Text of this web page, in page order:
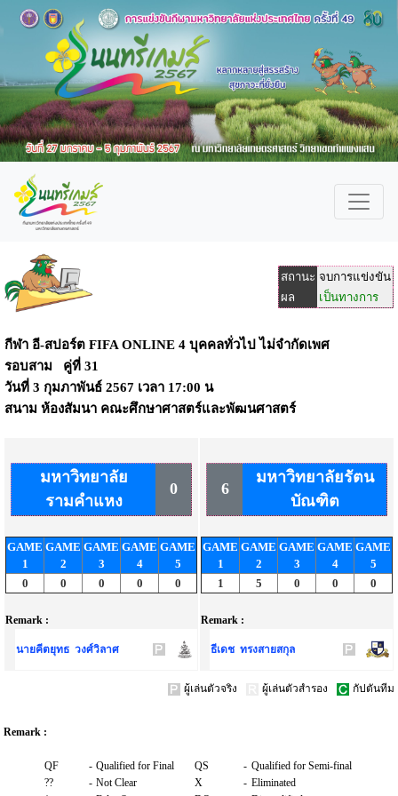
สถานะ จบการแข่งขัน
ผล
เป็นทางการ
กีฬา อี-สปอร์ต FIFA ONLINE 4 บุคคลทั่วไป ไม่จำกัดเพศ
รอบสาม คู่ที่ 31
วันที่ 3 กุมภาพันธ์ 2567 เวลา 17:00 น
สนาม ห้องสัมนา คณะศึกษาศาสตร์และพัฒนศาสตร์
มหาวิทยาลัย
รามคำแหง
0
GAME
1
GAME
2
GAME
3
GAME
4
GAME
5
0
0 0 0 0
Remark :
นายคีตยุทธ วงศ์วิลาศ
6
มหาวิทยาลัยรัตน
บัณฑิต
GAME
1
GAME
2
GAME
3
GAME
4
GAME
5
1
5 0 0 0
Remark :
ธีเดช ทรงสายสกุล
ผู้เล่นตัวจริง ผู้เล่นตัวสำรอง กัปตันทีม
Remark :
QF - Qualified for Final QS - Qualified for Semi-final
??
- Not Clear X - Eliminated